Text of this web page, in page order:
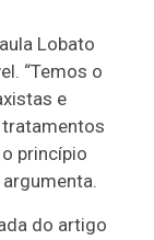
Lobato
“Temos o
e
princípio
do artigo